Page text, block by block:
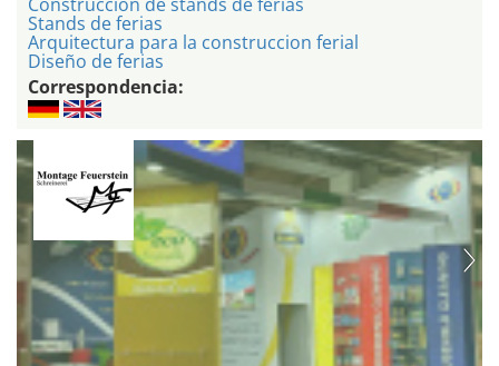
Stands de ferias
Arquitectura para la construccion ferial
Diseño de ferias
Correspondencia: